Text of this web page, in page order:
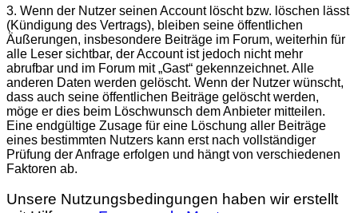
3. Wenn der Nutzer seinen Account löscht bzw. löschen lässt
(Kündigung des Vertrags), bleiben seine öffentlichen
Äußerungen, insbesondere Beiträge im Forum, weiterhin für
alle Leser sichtbar, der Account ist jedoch nicht mehr
abrufbar und im Forum mit „Gast“ gekennzeichnet. Alle
anderen Daten werden gelöscht. Wenn der Nutzer wünscht,
dass auch seine öffentlichen Beiträge gelöscht werden,
möge er dies beim Löschwunsch dem Anbieter mitteilen.
Eine endgültige Zusage für eine Löschung aller Beiträge
eines bestimmten Nutzers kann erst nach vollständiger
Prüfung der Anfrage erfolgen und hängt von verschiedenen
Faktoren ab.
Unsere Nutzungsbedingungen haben wir erstellt